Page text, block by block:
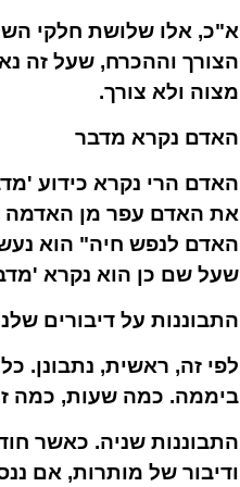
א"כ, אלו שלושת חלקי
הצורך וההכרח, שעל זה
מצוה ולא צורך.
האדם נקרא מדבר
האדם הרי נקרא כידוע
את האדם עפר מן האדמה
האדם לנפש חיה" הוא
שעל שם כן הוא נקרא
התבוננות על דיבורים
לפי זה, ראשית, נתבונן.
ביממה. כמה שעות, כמה
התבוננות שניה. כאשר
ודיבור של מותרות, אם